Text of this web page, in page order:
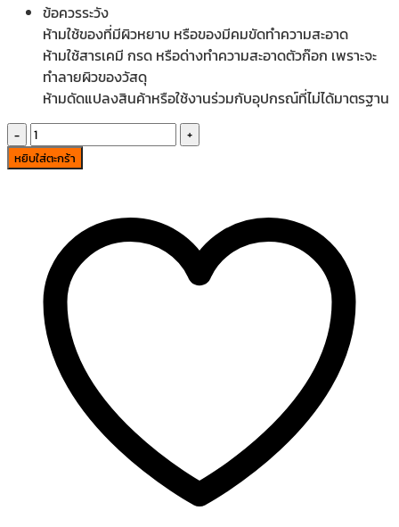
ข้อควรระวัง
ห้ามใช้ของที่มีผิวหยาบ หรือของมีคมขัดทำความสะอาด
ห้ามใช้สารเคมี กรด หรือด่างทำความสะอาดตัวก๊อก เพราะจะ
ทำลายผิวของวัสดุ
ห้ามดัดแปลงสินค้าหรือใช้งานร่วมกับอุปกรณ์ที่ไม่ได้มาตรฐาน
จำนวน
FT-
11
หยิบใส่ตะกร้า